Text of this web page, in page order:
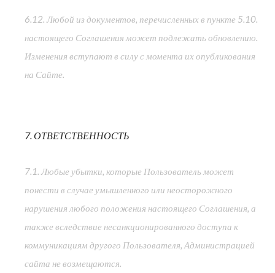
6.12. Любой из документов, перечисленных в пункте 5.10.
настоящего Соглашения может подлежать обновлению.
Изменения вступают в силу с момента их опубликования
на Сайте.
7. ОТВЕТСТВЕННОСТЬ
7.1. Любые убытки, которые Пользователь может
понести в случае умышленного или неосторожного
нарушения любого положения настоящего Соглашения, а
также вследствие несанкционированного доступа к
коммуникациям другого Пользователя, Администрацией
сайта не возмещаются.